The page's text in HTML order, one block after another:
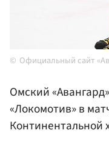
Официальный сайт
Омский
«Локомотив» в
Континентальной